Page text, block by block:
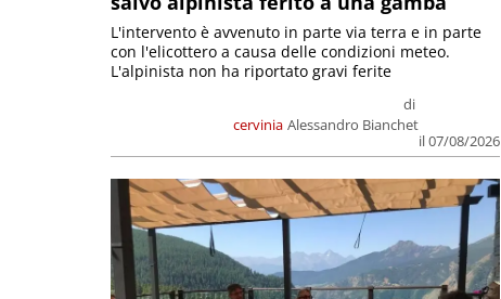
cervinia
di
Alessandro Bianchet
il 07/08/2026
L'intervento è avvenuto in parte via terra e in parte
con l'elicottero a causa delle condizioni meteo.
L'alpinista non ha riportato gravi ferite